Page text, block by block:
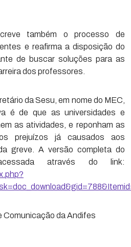
também o processo de
e reafirma a disposição do
de buscar soluções para as
dos professores.
da Sesu, em nome do MEC,
é de que as universidades e
as atividades, e reponham as
prejuízos já causados aos
greve. A versão completa do
através do link:
Comunicação da Andifes